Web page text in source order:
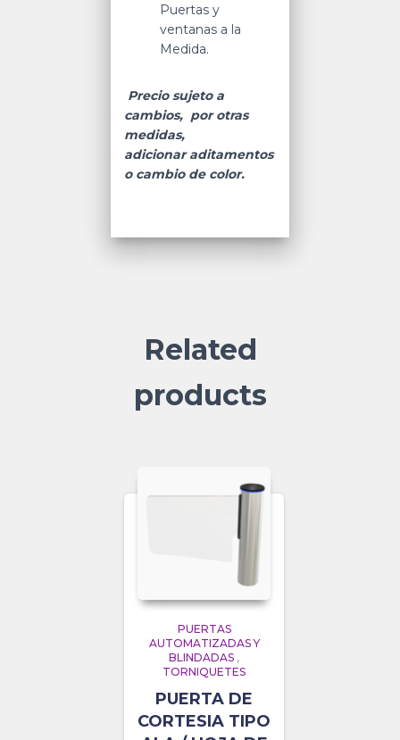
Puertas y
ventanas a la
Medida.
Precio sujeto a
cambios, por otras
medidas,
adicionar aditamentos
o cambio de color.
Related
products
PUERTAS
AUTOMATIZADAS Y
BLINDADAS ,
TORNIQUETES
PUERTA DE
CORTESIA TIPO